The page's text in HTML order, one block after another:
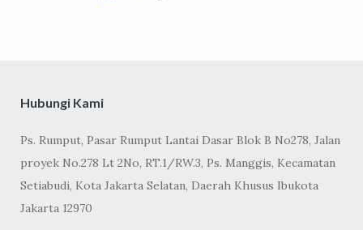
Hubungi Kami
Ps. Rumput, Pasar Rumput Lantai Dasar Blok B No278, Jalan
proyek No.278 Lt 2No, RT.1/RW.3, Ps. Manggis, Kecamatan
Setiabudi, Kota Jakarta Selatan, Daerah Khusus Ibukota
Jakarta 12970